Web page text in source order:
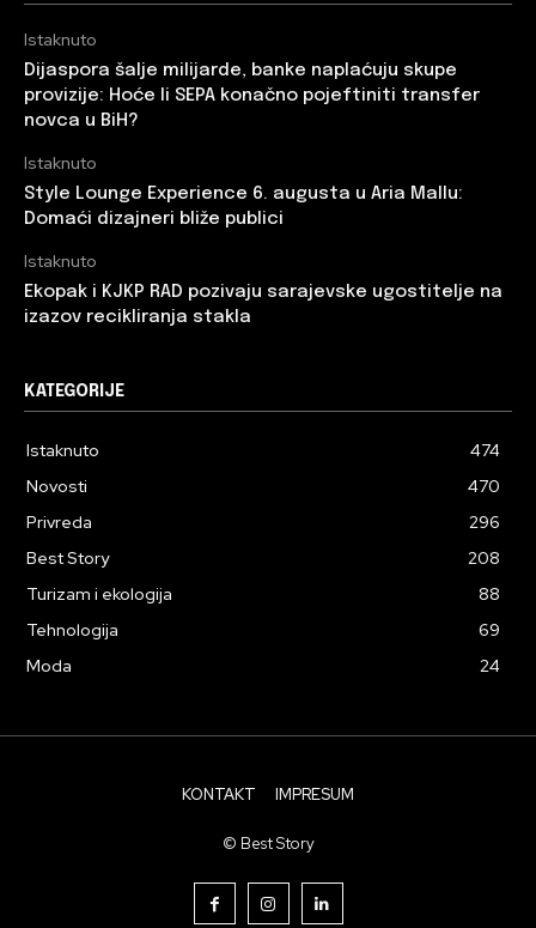
Istaknuto
Dijaspora šalje milijarde, banke naplaćuju skupe
provizije: Hoće li SEPA konačno pojeftiniti transfer
novca u BiH?
Istaknuto
Style Lounge Experience 6. augusta u Aria Mallu:
Domaći dizajneri bliže publici
Istaknuto
Ekopak i KJKP RAD pozivaju sarajevske ugostitelje na
izazov recikliranja stakla
KATEGORIJE
Istaknuto
474
Novosti
470
Privreda
296
Best Story
208
Turizam i ekologija
88
Tehnologija
69
Moda
24
KONTAKT IMPRESUM
© Best Story